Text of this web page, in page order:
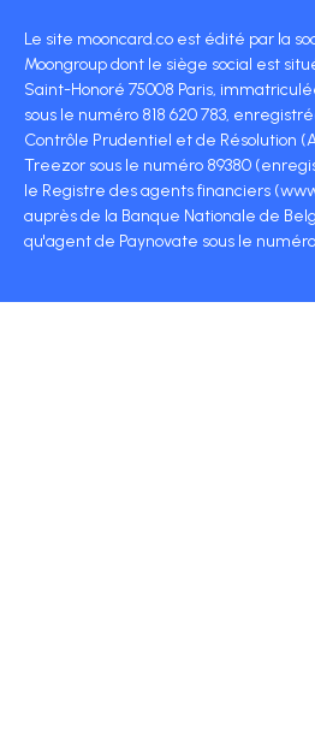
Le site mooncard.co est édité par la
Moongroup dont le siège social est
Saint-Honoré 75008 Paris,
sous le numéro 818 620 783,
Contrôle Prudentiel et de Résolution
Treezor sous le numéro 89380
le Registre des agents financiers
auprès de la Banque Nationale de
qu'agent de Paynovate sous le numéro